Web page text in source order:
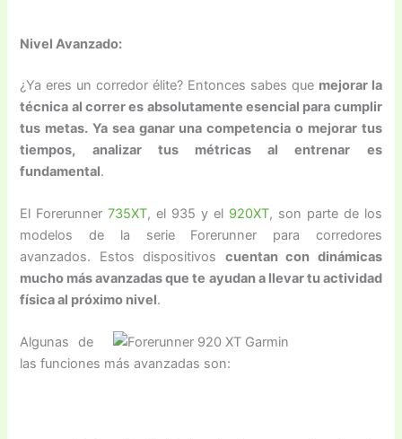
Nivel Avanzado:
¿Ya eres un corredor élite? Entonces sabes que mejorar la
técnica al correr es absolutamente esencial para cumplir
tus metas. Ya sea ganar una competencia o mejorar tus
tiempos, analizar tus métricas al entrenar es
fundamental.
El Forerunner735XT, el 935 y el 920XT, son parte de los
modelos de la serie Forerunner para corredores
avanzados. Estos dispositivos cuentan con dinámicas
mucho más avanzadas que te ayudan a llevar tu actividad
física al próximo nivel.
Algunas de
las funciones más avanzadas son: